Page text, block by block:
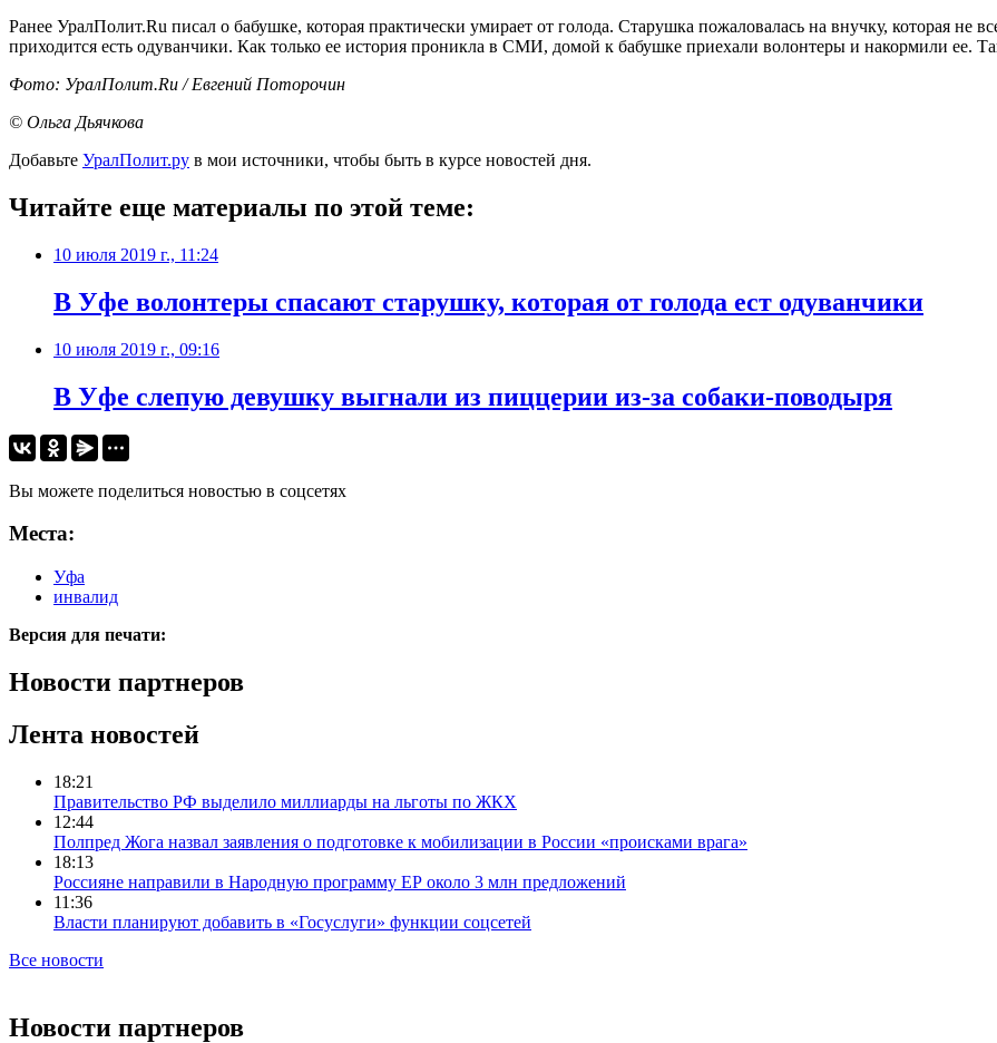
Ранее УралПолит.Ru писал о бабушке, которая практически умирает от голода. Старушка пожаловалась на внучку, которая не
приходится есть одуванчики. Как только ее история проникла в СМИ, домой к бабушке приехали волонтеры и накормили ее.
Фото: УралПолит.Ru / Евгений Поторочин
© Ольга Дьячкова
Добавьте УралПолит.ру в мои источники, чтобы быть в курсе новостей дня.
Читайте еще материалы по этой теме:
10 июля 2019 г., 11:24
В Уфе волонтеры спасают старушку, которая от голода ест одуванчики
10 июля 2019 г., 09:16
В Уфе слепую девушку выгнали из пиццерии из-за собаки-поводыря
Вы можете поделиться новостью в соцсетях
Места:
Уфа
инвалид
Версия для печати:
Новости партнеров
Лента новостей
18:21
Правительство РФ выделило миллиарды на льготы по ЖКХ
12:44
Полпред Жога назвал заявления о подготовке к мобилизации в России «происками врага»
18:13
Россияне направили в Народную программу ЕР около 3 млн предложений
11:36
Власти планируют добавить в «Госуслуги» функции соцсетей
Все новости
Новости партнеров